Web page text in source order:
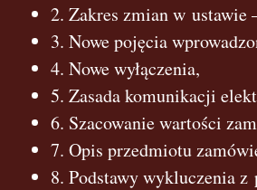
2. Zakres zmian w ustawie
3. Nowe pojęcia
4. Nowe wyłączenia,
5. Zasada komunikacji
6. Szacowanie wartości
7. Opis przedmiotu
8. Podstawy wykluczenia z